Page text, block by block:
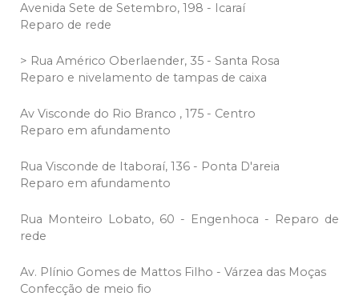
Avenida Sete de Setembro, 198 - Icaraí
Reparo de rede
> Rua Américo Oberlaender, 35 - Santa Rosa
Reparo e nivelamento de tampas de caixa
Av Visconde do Rio Branco , 175 - Centro
Reparo em afundamento
Rua Visconde de Itaboraí, 136 - Ponta D'areia
Reparo em afundamento
Rua Monteiro Lobato, 60 - Engenhoca - Reparo de
rede
Av. Plínio Gomes de Mattos Filho - Várzea das Moças
Confecção de meio fio